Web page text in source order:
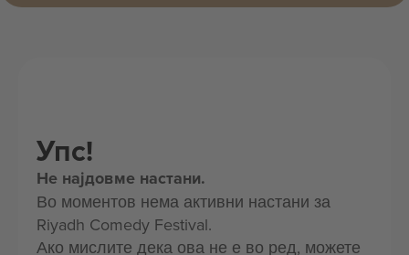
Упс!
Не најдовме настани.
Во моментов нема активни настани за
Riyadh Comedy Festival.
Ако мислите дека ова не е во ред, можете